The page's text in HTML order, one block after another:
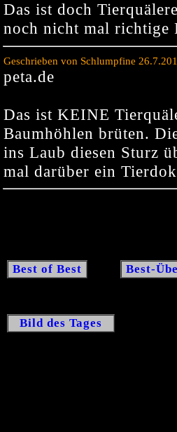
Das ist doch
noch nicht mal richtige
Geschrieben von Schlumpfine
peta.de
Das ist KEINE
Baumhöhlen brüten.
ins Laub diesen Sturz
mal darüber ein
Best of Best Best-
Bild des Tages